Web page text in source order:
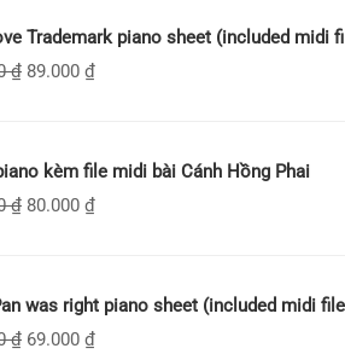
Trademark piano sheet (included midi
₫ 89.000 ₫
kèm file midi bài Cánh Hồng Phai
₫ 80.000 ₫
was right piano sheet (included midi
₫ 69.000 ₫